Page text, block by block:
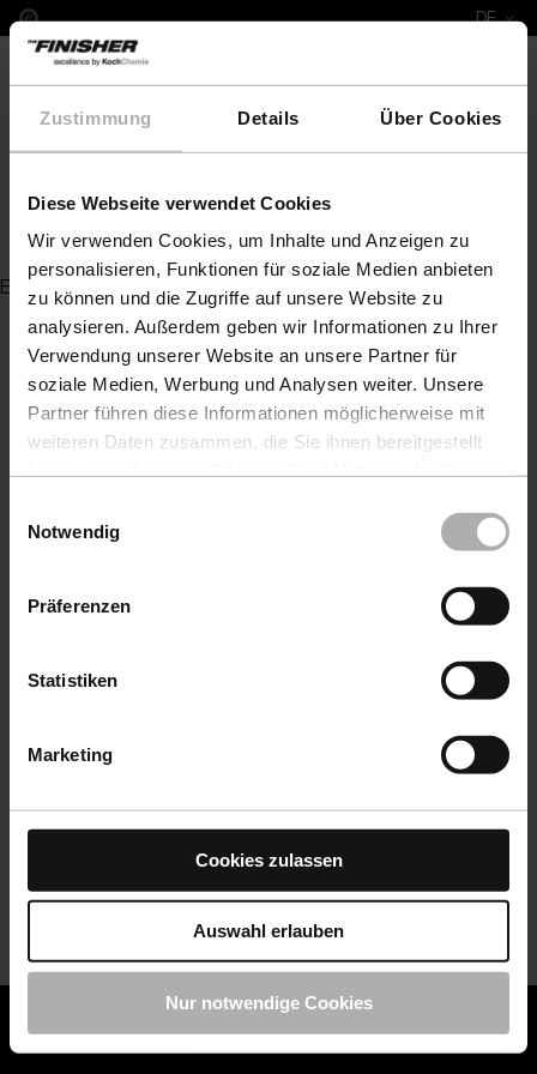
Zustimmung Details Über Cookies
Diese Webseite verwendet Cookies
Wir verwenden Cookies, um Inhalte und Anzeigen zu
personalisieren, Funktionen für soziale Medien anbieten
zu können und die Zugriffe auf unsere Website zu
analysieren. Außerdem geben wir Informationen zu Ihrer
Verwendung unserer Website an unsere Partner für
soziale Medien, Werbung und Analysen weiter. Unsere
Partner führen diese Informationen möglicherweise mit
weiteren Daten zusammen, die Sie ihnen bereitgestellt
Einstellungen zu den Cookies finden Sie unter
Notwendig
Präferenzen
Statistiken
Marketing
Cookies zulassen
Auswahl erlauben
Nur notwendige Cookies
DE
COLOURLOCK ist jetzt Teil von KochChemie -
COLOURLOCK Produkte shoppen
Felgen- & Motorpinsel klein
Es wurde kein Artikel zu Ihrer Anfrage gefunden